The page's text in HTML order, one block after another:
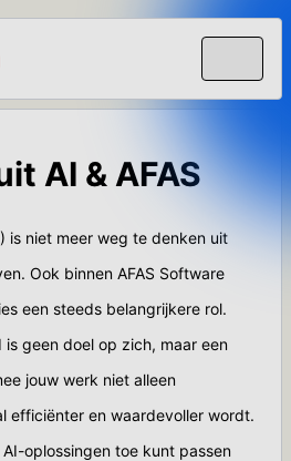
AI & AFAS
is niet meer weg te denken uit
Ook binnen AFAS Software
een steeds belangrijkere rol.
is geen doel op zich, maar een
jouw werk niet alleen
efficiënter en waardevoller wordt.
oplossingen toe kunt passen